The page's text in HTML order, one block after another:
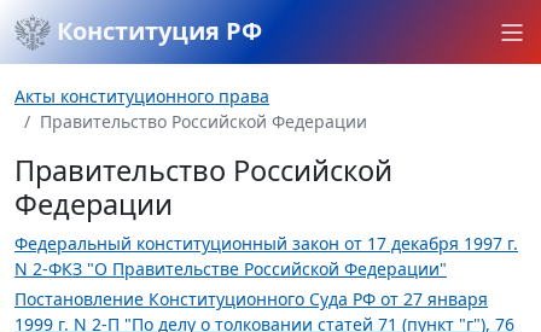
Конституция РФ
Акты конституционного права
Правительство Российской Федерации
Правительство Российской
Федерации
Федеральный конституционный закон от 17 декабря 1997 г.
N 2-ФКЗ "О Правительстве Российской Федерации"
Постановление Конституционного Суда РФ от 27 января
1999 г. N 2-П "По делу о толковании статей 71 (пункт "г"), 76